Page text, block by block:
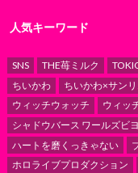
人気キーワード
SNS THE苺ミルク
ちいかわ
ちいかわ×サン
ウィッチウォッチ
ウィッ
シャドウバース ワールズビ
ハートを磨くっきゃない
ホロライブプロダクション